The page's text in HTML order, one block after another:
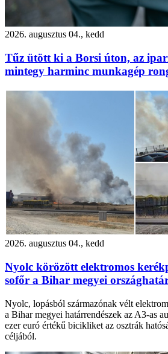
2026. augusztus 04., kedd
Tűz ütött ki a Borsi úton, az
mintegy harminc munkagép
2026. augusztus 04., kedd
Nyolc körözött elektromos
sofőr a Bihar megyei
Nyolc, lopásból származónak vélt
a Bihar megyei határrendészek az A3-as
ezer euró értékű bicikliket az osztrák
céljából.